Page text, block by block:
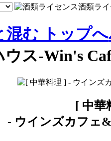
酒類ラ
混む トップへ
ウス-Win's
[ 中華
- ウインズカフェ